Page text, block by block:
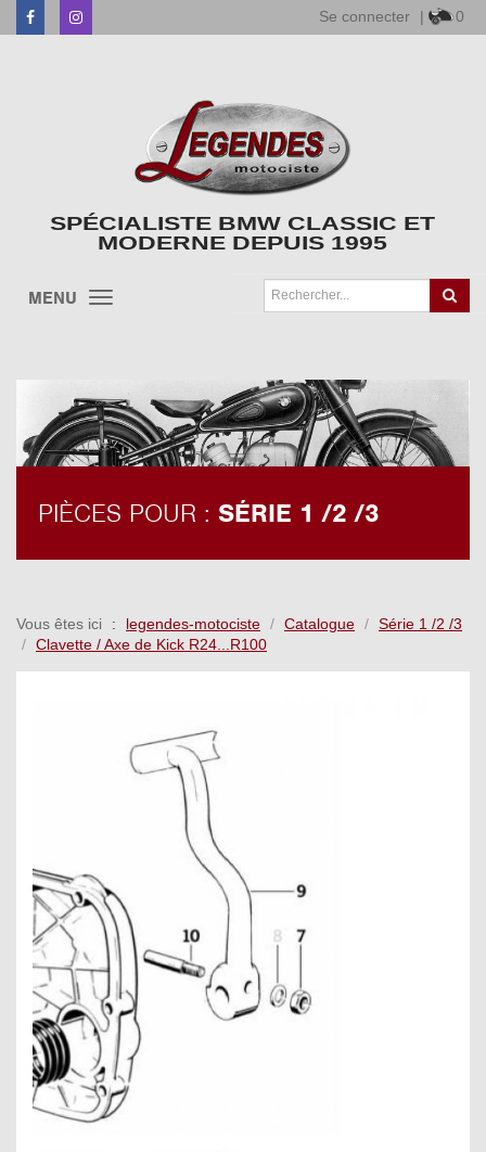
FacebookInstagram Se connecter | 0
SPÉCIALISTE BMW CLASSIC ET
MODERNE DEPUIS 1995
MENU
PIÈCES POUR : SÉRIE 1 /2 /3
Vous êtes ici legendes-motociste Catalogue
Série 1 /2 /3
Clavette / Axe de Kick R24...R100